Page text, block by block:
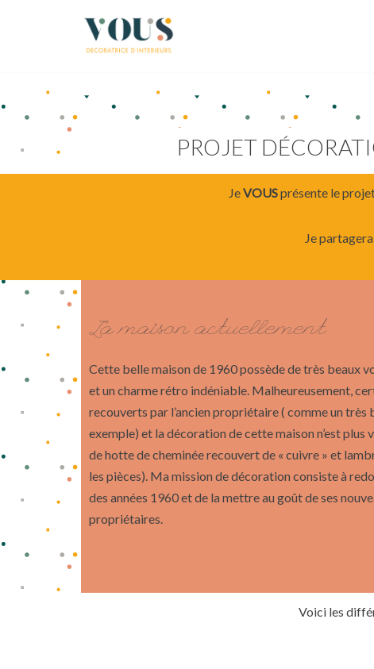
contenu
PROJET
JeVOUSprésente le
Je
La maison actuellement
Cette belle maison de 1960 possède de très beaux
et un charme rétro indéniable. Malheureusement,
recouverts par l’ancien propriétaire ( comme un très
exemple) et la décoration de cette maison n’est plus
de hotte de cheminée recouvert de « cuivre » et
les pièces). Ma mission de décoration consiste à
des années 1960 et de la mettre au goût de ses
propriétaires.
Voici les